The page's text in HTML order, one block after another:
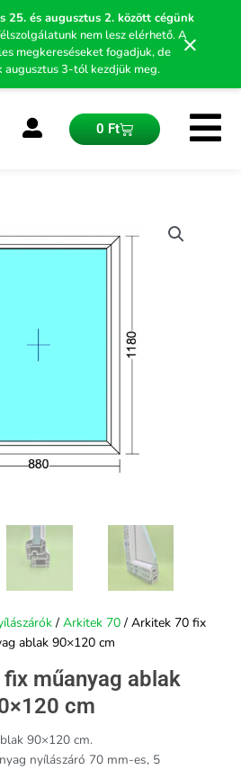
25. és augusztus 2. között cégünk
nem lesz elérhető. A
megkereséseket fogadjuk, de
augusztus 3-tól kezdjük meg.
×
0 FtKosár
/ Arkitek 70 / Arkitek 70 fix
ablak 90×120 cm
műanyag ablak
cm
90×120 cm.
nyílászáró 70 mm-es, 5